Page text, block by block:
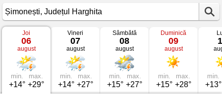
Vremea
Șimonești
Județul
Harghita
Joi
06
august
min.
+14°
max.
+29°
Vineri
07
august
min.
+14°
max.
+27°
Sâmbătă
08
august
min.
+15°
max.
+27°
Duminică
09
august
min.
+15°
max.
+28°
min.
+13°